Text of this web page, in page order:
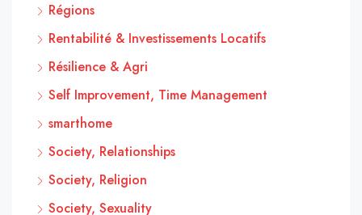
Régions
Rentabilité & Investissements Locatifs
Résilience & Agri
Self Improvement, Time Management
smarthome
Society, Relationships
Society, Religion
Society, Sexuality